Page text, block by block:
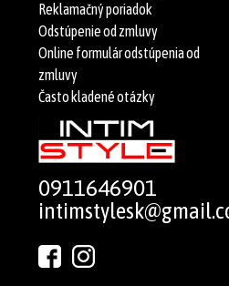
Reklamačný poriadok
Odstúpenie od zmluvy
Online formulár odstúpenia od
zmluvy
Často kladené otázky
0911646901